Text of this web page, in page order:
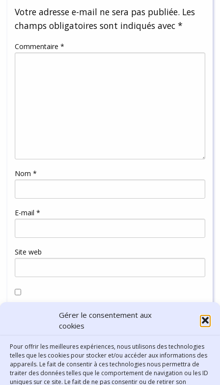
Gérer le consentement aux
cookies
Pour offrir les meilleures expériences, nous utilisons des technologies
telles que les cookies pour stocker et/ou accéder aux informations des
appareils. Le fait de consentir à ces technologies nous permettra de
traiter des données telles que le comportement de navigation ou les ID
uniques sur ce site. Le fait de ne pas consentir ou de retirer son
Votre adresse e-mail ne sera pas publiée. Les
champs obligatoires sont indiqués avec *
Commentaire *
Nom *
E-mail *
Site web
navigateur pour mon prochain commentaire.